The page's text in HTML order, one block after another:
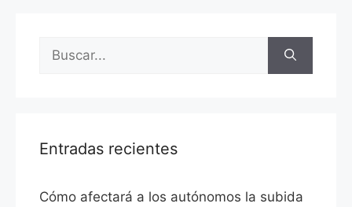
Entradas recientes
Cómo afectará a los autónomos la subida